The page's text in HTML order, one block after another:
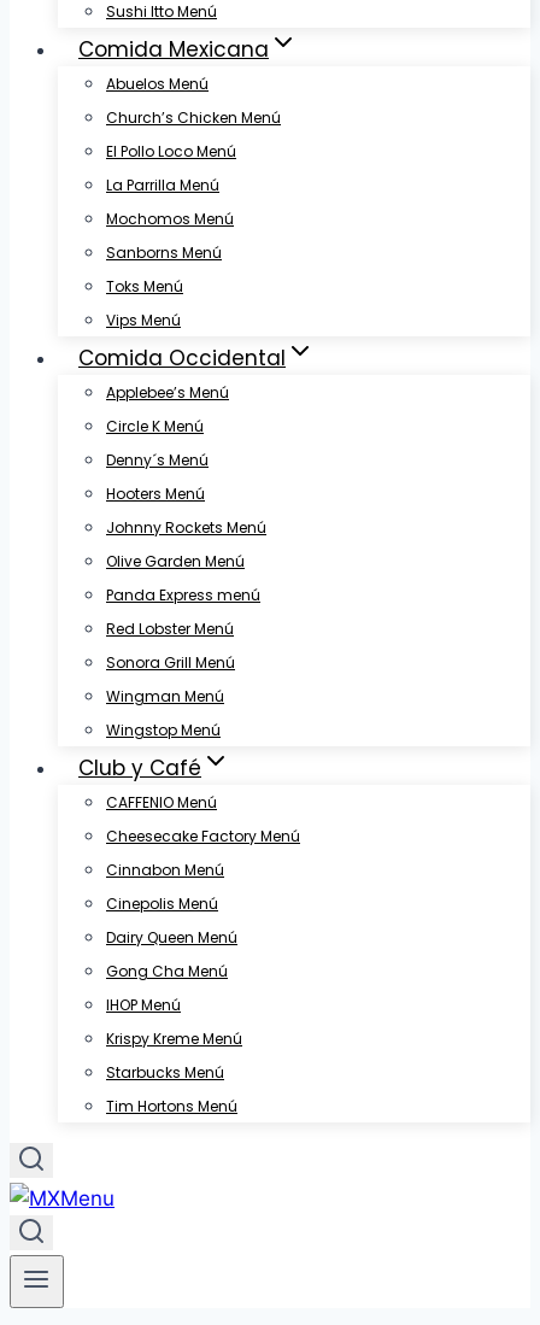
Sushi Itto Menú
Comida Mexicana
Abuelos Menú
Church’s Chicken Menú
El Pollo Loco Menú
La Parrilla Menú
Mochomos Menú
Sanborns Menú
Toks Menú
Vips Menú
Comida Occidental
Applebee’s Menú
Circle K Menú
Denny´s Menú
Hooters Menú
Johnny Rockets Menú
Olive Garden Menú
Panda Express menú
Red Lobster Menú
Sonora Grill Menú
Wingman Menú
Wingstop Menú
Club y Café
CAFFENIO Menú
Cheesecake Factory Menú
Cinnabon Menú
Cinepolis Menú
Dairy Queen Menú
Gong Cha Menú
IHOP Menú
Krispy Kreme Menú
Starbucks Menú
Tim Hortons Menú